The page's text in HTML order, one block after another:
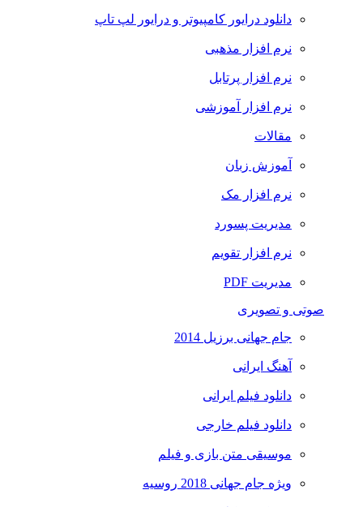
دانلود درایور کامپیوتر و درایور لپ تاپ
نرم افزار مذهبی
نرم افزار پرتابل
نرم افزار آموزشی
مقالات
آموزش زبان
نرم افزار مک
مدیریت پسورد
نرم افزار تقویم
مدیریت PDF
صوتی و تصویری
جام جهانی برزیل 2014
آهنگ ایرانی
دانلود فیلم ایرانی
دانلود فیلم خارجی
موسیقی متن بازی و فیلم
ویژه جام جهانی 2018 روسیه